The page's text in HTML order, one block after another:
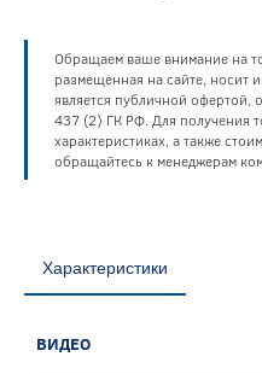
Обращаем ваше внимание на
размещенная на сайте, носит
является публичной офертой,
437 (2) ГК РФ. Для получения
характеристиках, а также
обращайтесь к менеджерам
Характеристики
ВИДЕО